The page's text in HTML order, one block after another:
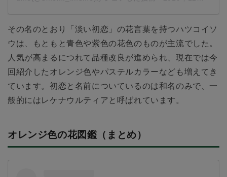
その名のとおり「淡い初恋」の花言葉を持つハツコイソ
ウは、もともと青色や紫色の花色のものが主流でした。
人気が高まるにつれて品種改良が進められ、現在では今
回紹介したオレンジ色やパステルカラーなども増えてき
ています。初恋と名前についているのは和名のみで、一
般的にはレケナウルティアと呼ばれています。
オレンジ色の花図鑑（まとめ）